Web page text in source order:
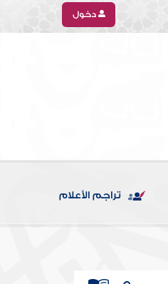
دخول
تراجم الأعلام